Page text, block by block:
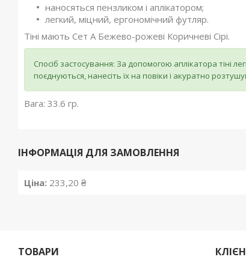
наносяться пензликом і аплікатором;
легкий, міцний, ергономічний футляр.
Тіні мають Сет А Бежево-рожеві Коричневі Сірі.
Спосіб застосування: За допомогою аплікатора тіні
поєднуються, нанесіть їх на повіки і акуратно
Вага: 33.6 гр.
ІНФОРМАЦІЯ ДЛЯ ЗАМОВЛЕННЯ
Ціна: 233,20 ₴
ТОВАРИ